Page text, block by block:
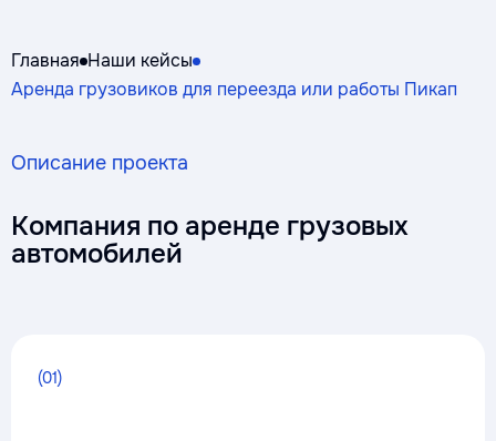
Главная Наши кейсы
Аренда грузовиков для переезда или работы Пикап
Описание проекта
Компания по аренде грузовых
автомобилей
(01)